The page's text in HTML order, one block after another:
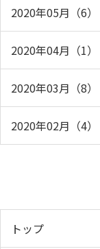
2020年05月（6）
2020年04月（1）
2020年03月（8）
2020年02月（4）
トップ